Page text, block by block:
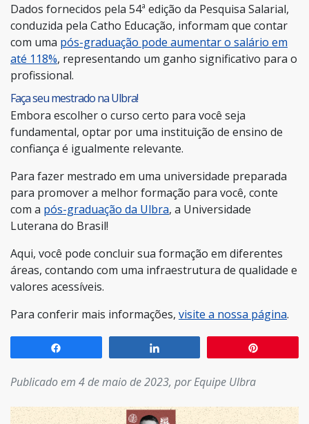
Dados fornecidos pela 54ª edição da Pesquisa Salarial,
conduzida pela Catho Educação, informam que contar
com uma pós-graduação pode aumentar o salário em
até 118%, representando um ganho significativo para o
profissional.
Faça seu mestrado na Ulbra!
Embora escolher o curso certo para você seja
fundamental, optar por uma instituição de ensino de
confiança é igualmente relevante.
Para fazer mestrado em uma universidade preparada
para promover a melhor formação para você, conte
com a pós-graduação da Ulbra, a Universidade
Luterana do Brasil!
Aqui, você pode concluir sua formação em diferentes
áreas, contando com uma infraestrutura de qualidade e
valores acessíveis.
Para conferir mais informações, visite a nossa página.
Publicado em 4 de maio de 2023, por Equipe Ulbra